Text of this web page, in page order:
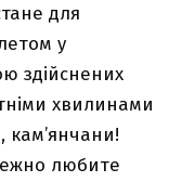
для
у
здійснених
хвилинами
кам’янчани!
любите